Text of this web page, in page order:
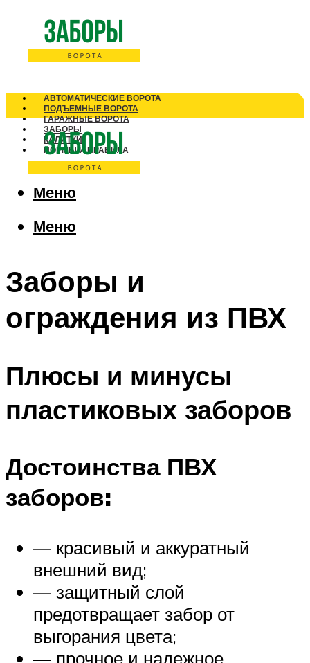
АВТОМАТИЧЕСКИЕ ВОРОТА
ПОДЪЕМНЫЕ ВОРОТА
ГАРАЖНЫЕ ВОРОТА
ЗАБОРЫ
КАЛИТКИ
НОРМЫ И ПРАВИЛА
Меню
Меню
Заборы и
ограждения из ПВХ
Плюсы и минусы
пластиковых заборов
Достоинства ПВХ
заборов:
— красивый и аккуратный
внешний вид;
— защитный слой
предотвращает забор от
выгорания цвета;
— прочное и надежное